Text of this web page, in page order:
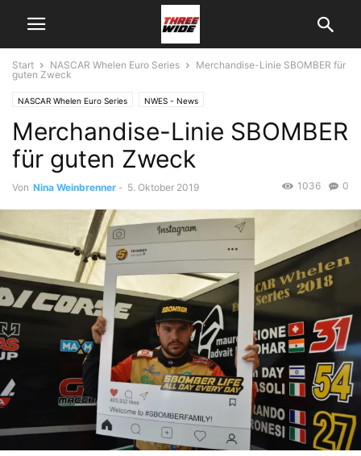
Start NASCAR Whelen Euro Series
Merchandise-Linie SBOMBER für
guten Zweck
NASCAR Whelen Euro Series NWES - News
Merchandise-Linie SBOMBER
für guten Zweck
Von Nina Weinbrenner - 5. Oktober 2019 0
1036